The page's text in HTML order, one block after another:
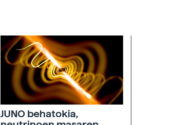
JUNO behatokia,